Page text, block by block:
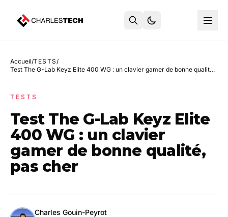
Accueil/TESTS/
Test The G-Lab Keyz Elite 400 WG : un clavier gamer de bonne qualité, pas cher
TESTS
Test The G-Lab Keyz Elite
400 WG : un clavier
gamer de bonne qualité,
pas cher
Charles Gouin-Peyrot